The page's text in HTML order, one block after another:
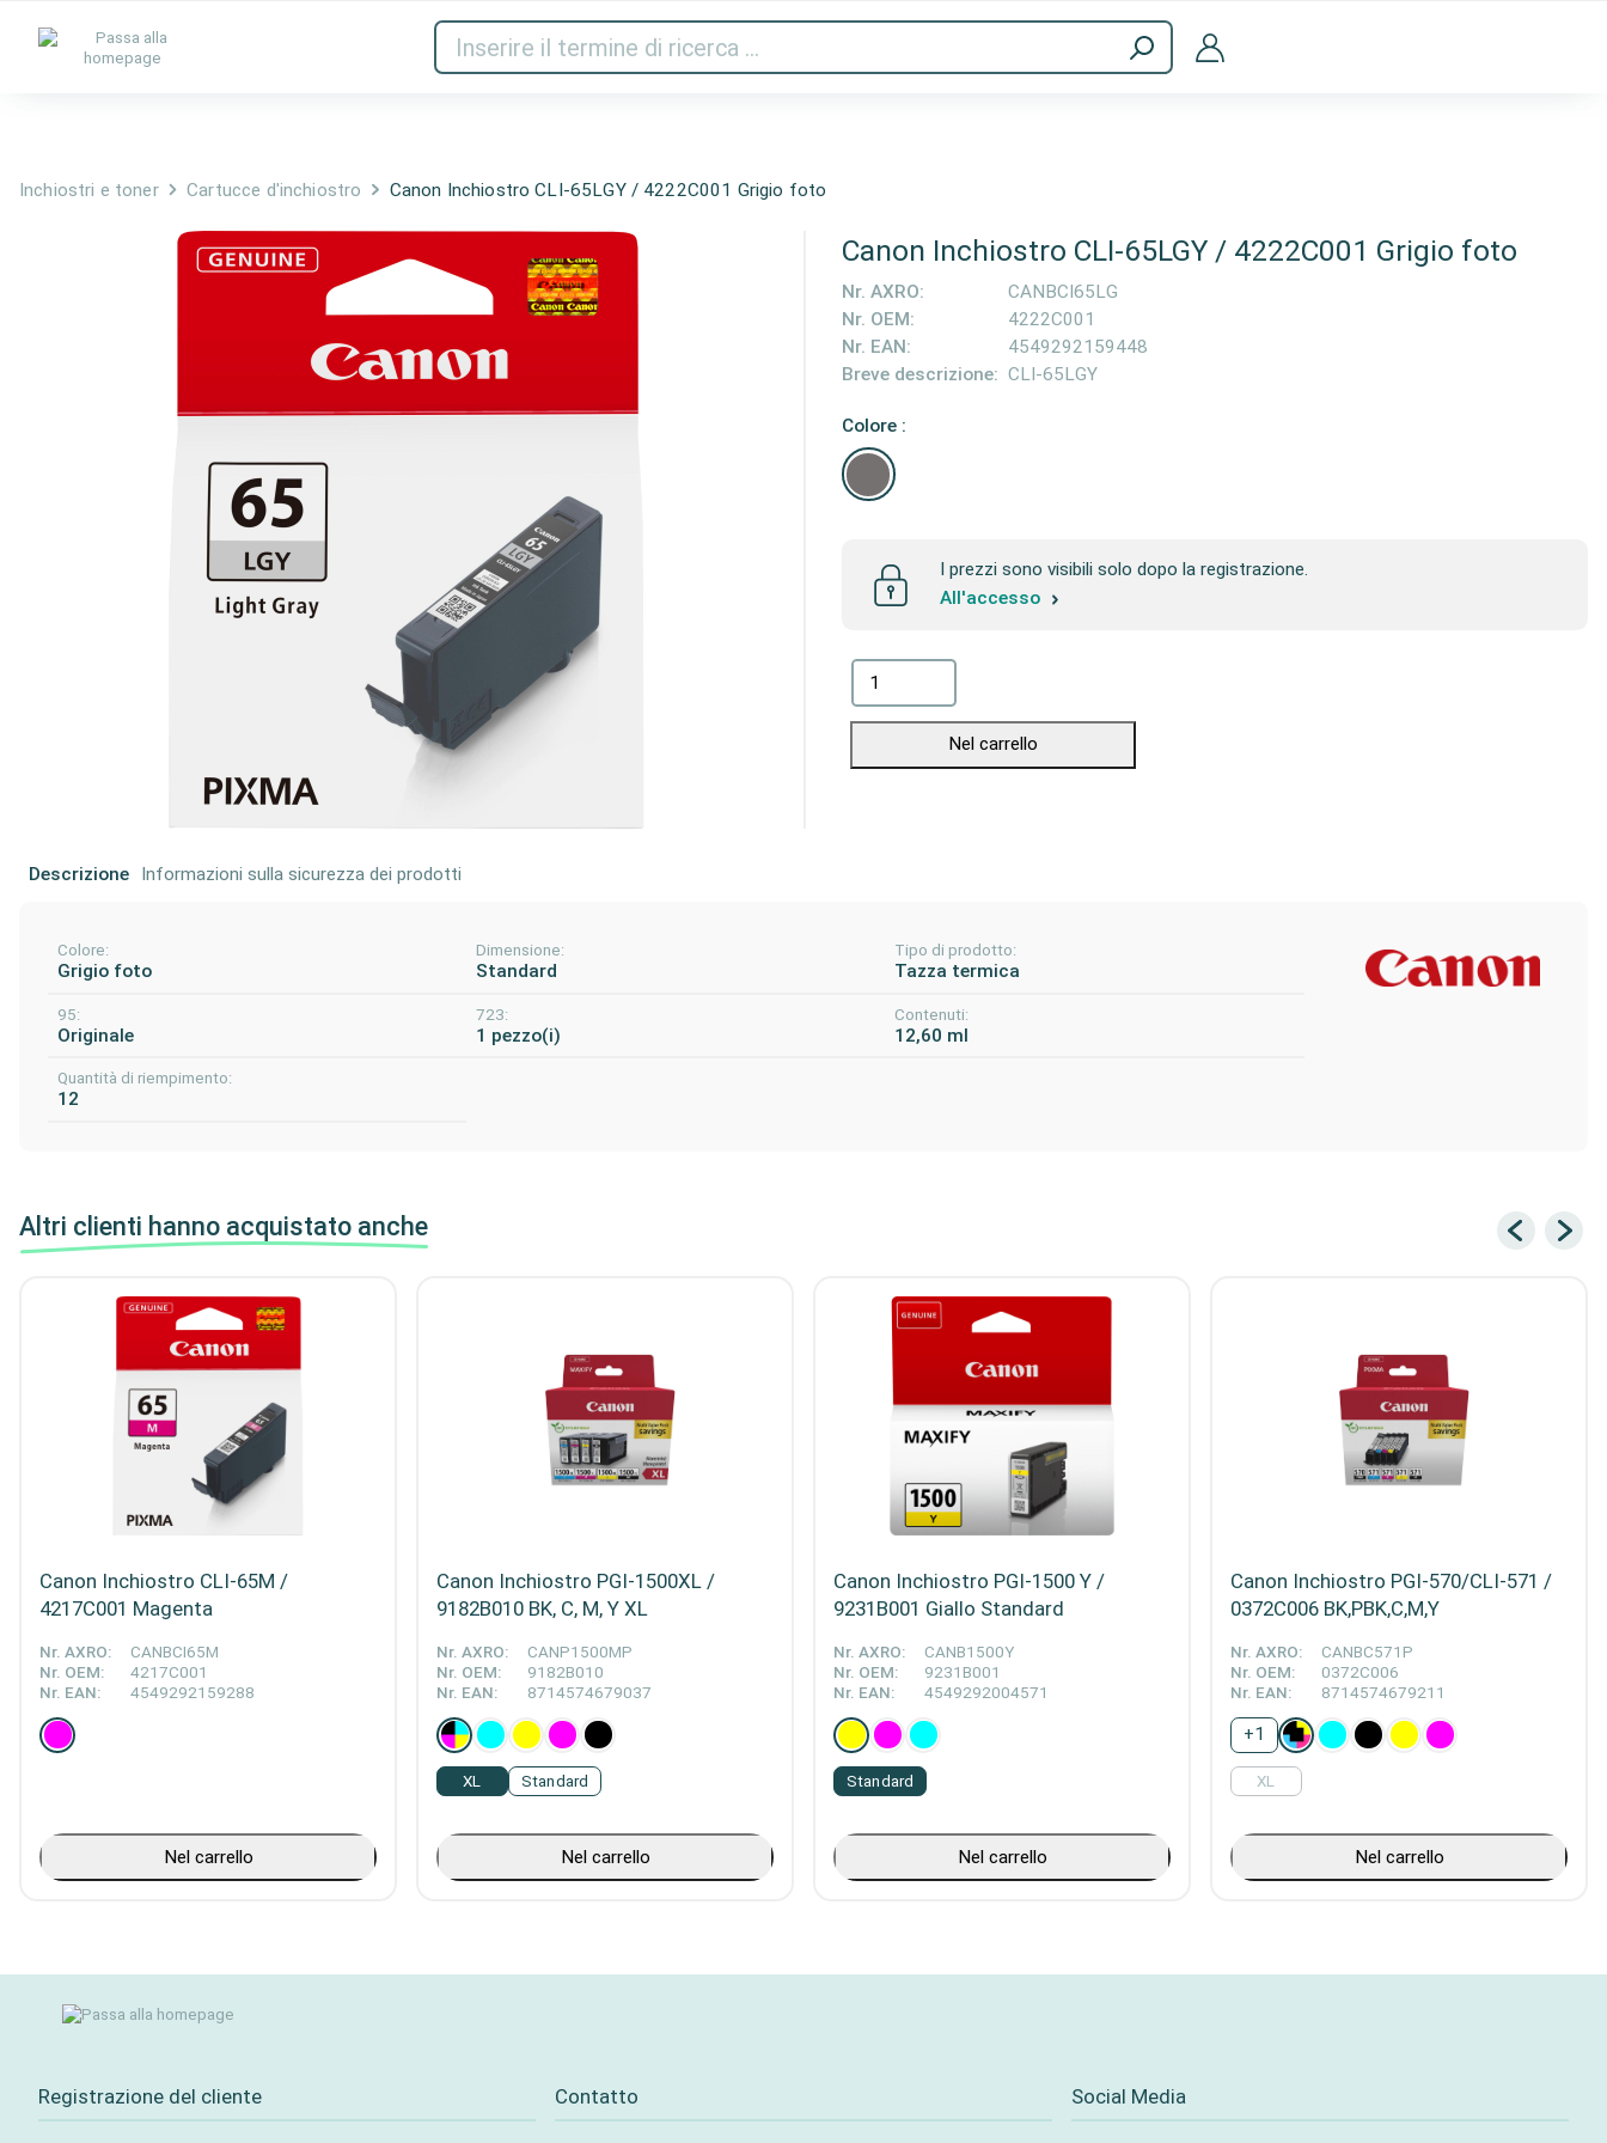
Inchiostri e toner Rete Audio e video Stampanti e scanner Accessori per computer
Inchiostri e toner Cartucce d'inchiostro Canon Inchiostro CLI-65LGY / 4222C001 Grigio foto
Canon Inchiostro CLI-65LGY / 4222C001 Grigio foto
Nr. AXRO:
CANBCI65LG
Nr. OEM:
4222C001
Nr. EAN:
4549292159448
Breve descrizione: CLI-65LGY
Colore :
I prezzi sono visibili solo dopo la registrazione.
All'accesso
Nel carrello
Descrizione Informazioni sulla sicurezza dei prodotti
Colore:
Grigio foto
Dimensione:
Standard
Tipo di prodotto:
Tazza termica
95:
Originale
723:
1 pezzo(i)
Contenuti:
12,60 ml
Quantità di riempimento:
12
Altri clienti hanno acquistato anche
Canon Inchiostro CLI-65M /
4217C001 Magenta
Nr. AXRO:
CANBCI65M
Nr. OEM:
4217C001
Nr. EAN:
4549292159288
Nel carrello
Canon Inchiostro PGI-1500XL /
9182B010 BK, C, M, Y XL
Nr. AXRO:
CANP1500MP
Nr. OEM:
9182B010
Nr. EAN:
8714574679037
Standard
XL
Nel carrello
Canon Inchiostro PGI-1500 Y /
9231B001 Giallo Standard
Nr. AXRO:
CANB1500Y
Nr. OEM:
9231B001
Nr. EAN:
4549292004571
Standard
Nel carrello
Canon Inchiostro PGI-570/CLI-571 /
0372C006 BK,PBK,C,M,Y
Nr. AXRO:
CANBC571P
Nr. OEM:
0372C006
Nr. EAN:
8714574679211
+1
XL
Nel carrello
Registrazione del cliente Contatto Social Media